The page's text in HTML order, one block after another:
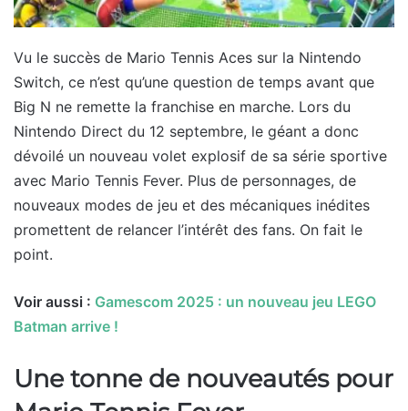
Vu le succès de Mario Tennis Aces sur la Nintendo
Switch, ce n’est qu’une question de temps avant que
Big N ne remette la franchise en marche. Lors du
Nintendo Direct du 12 septembre, le géant a donc
dévoilé un nouveau volet explosif de sa série sportive
avec Mario Tennis Fever. Plus de personnages, de
nouveaux modes de jeu et des mécaniques inédites
promettent de relancer l’intérêt des fans. On fait le
point.
Voir aussi : Gamescom 2025 : un nouveau jeu LEGO
Batman arrive !
Une tonne de nouveautés pour